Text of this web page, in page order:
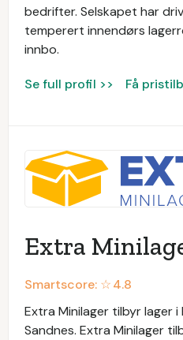
bedrifter. Selskapet har
temperert innendørs
innbo.
Se full profil >> Få
Extra
Smartscore: ☆4.8
Extra Minilager tilbyr lager
Sandnes. Extra Minilager